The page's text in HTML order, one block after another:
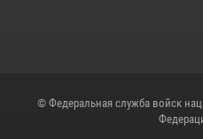
© Федеральная служба войск